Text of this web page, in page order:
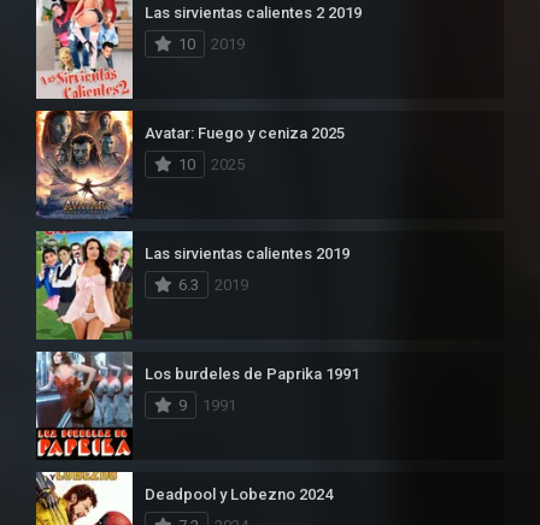
Las sirvientas calientes 2 2019
10
2019
Avatar: Fuego y ceniza 2025
10
2025
Las sirvientas calientes 2019
6.3
2019
Los burdeles de Paprika 1991
9
1991
Deadpool y Lobezno 2024